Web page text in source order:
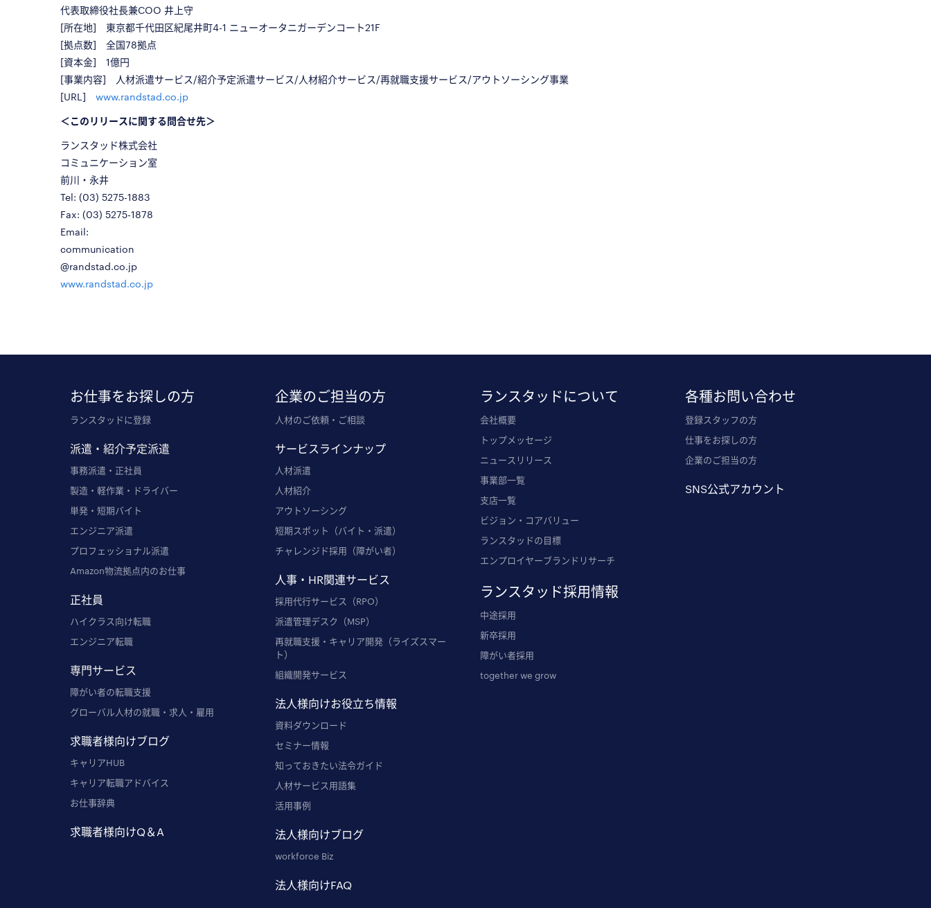
代表取締役社長兼COO 井上守
[所在地] 東京都千代田区紀尾井町4-1 ニューオータニガーデンコート21F
[拠点数] 全国78拠点
[資本金] 1億円
[事業内容] 人材派遣サービス/紹介予定派遣サービス/人材紹介サービス/再就職支援サービス/アウトソーシング事業
[URL] www.randstad.co.jp
＜このリリースに関する問合せ先＞
ランスタッド株式会社
コミュニケーション室
前川・永井
Tel: (03) 5275-1883
Fax: (03) 5275-1878
Email:
communication
@randstad.co.jp
www.randstad.co.jp
お仕事をお探しの方
ランスタッドに登録
派遣・紹介予定派遣
事務派遣・正社員
製造・軽作業・ドライバー
単発・短期バイト
エンジニア派遣
プロフェッショナル派遣
Amazon物流拠点内のお仕事
正社員
ハイクラス向け転職
エンジニア転職
専門サービス
障がい者の転職支援
グローバル人材の就職・求人・雇用
求職者様向けブログ
キャリアHUB
キャリア転職アドバイス
お仕事辞典
求職者様向けQ＆A
企業のご担当の方
人材のご依頼・ご相談
サービスラインナップ
人材派遣
人材紹介
アウトソーシング
短期スポット（バイト・派遣）
チャレンジド採用（障がい者）
人事・HR関連サービス
採用代行サービス（RPO）
派遣管理デスク（MSP）
再就職支援・キャリア開発（ライズスマー
ト）
組織開発サービス
法人様向けお役立ち情報
資料ダウンロード
セミナー情報
知っておきたい法令ガイド
人材サービス用語集
活用事例
法人様向けブログ
workforce Biz
法人様向けFAQ
ランスタッドについて
会社概要
トップメッセージ
ニュースリリース
事業部一覧
支店一覧
ビジョン・コアバリュー
ランスタッドの目標
エンプロイヤーブランドリサーチ
ランスタッド採用情報
中途採用
新卒採用
障がい者採用
together we grow
各種お問い合わせ
登録スタッフの方
仕事をお探しの方
企業のご担当の方
SNS公式アカウント